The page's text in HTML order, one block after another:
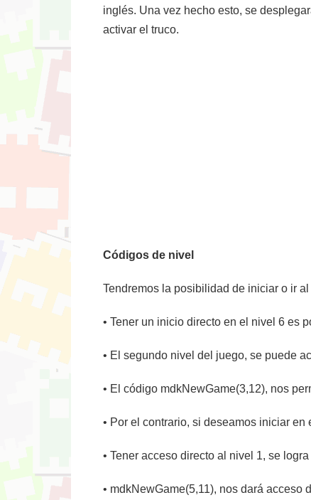
inglés. Una vez hecho esto, se
activar el truco.
Códigos de nivel
Tendremos la posibilidad de iniciar o ir
• Tener un inicio directo en el nivel 6 es
• El segundo nivel del juego, se puede
• El código mdkNewGame(3,12), nos
• Por el contrario, si deseamos iniciar
• Tener acceso directo al nivel 1, se
• mdkNewGame(5,11), nos dará acceso